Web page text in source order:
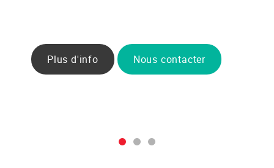
Plus d'info Nous contacter